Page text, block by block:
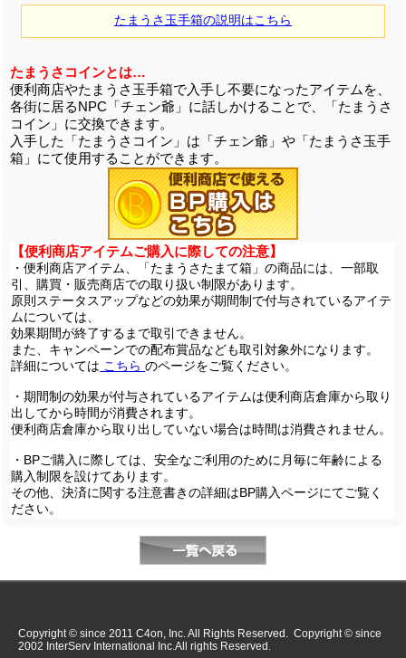
たまうさ玉手箱の説明はこちら
たまうさコインとは…
便利商店やたまうさ玉手箱で入手し不要になったアイテムを、
各街に居るNPC「チェン爺」に話しかけることで、「たまうさ
コイン」に交換できます。
入手した「たまうさコイン」は「チェン爺」や「たまうさ玉手
箱」にて使用することができます。
【便利商店アイテムご購入に際しての注意】
・便利商店アイテム、「たまうさたまて箱」の商品には、一部取
引、購買・販売商店での取り扱い制限があります。
原則ステータスアップなどの効果が期間制で付与されているアイテ
ムについては、
効果期間が終了するまで取引できません。
また、キャンペーンでの配布賞品なども取引対象外になります。
詳細については こちらのページをご覧ください。
・期間制の効果が付与されているアイテムは便利商店倉庫から取り
出してから時間が消費されます。
便利商店倉庫から取り出していない場合は時間は消費されません。
・BPご購入に際しては、安全なご利用のために月毎に年齢による
購入制限を設けてあります。
その他、決済に関する注意書きの詳細はBP購入ページにてご覧く
ださい。
Copyright © since 2011 C4on, Inc. All Rights Reserved. Copyright © since
2002 InterServ International Inc.All rights Reserved.